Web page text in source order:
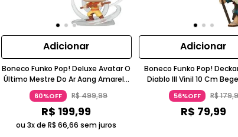
Adicionar
Boneco Funko Pop! Deluxe Avatar O
Último Mestre Do Ar Aang Amarelo
14Cm Funko
60%OFF R$499,99
R$ 199,99
ou 3x deR$ 66,66 sem juros
Adicionar
Boneco Funko Pop!
Diablo III Vinil 10 Cm
Funko
56%OFF R$179,
R$ 79,99